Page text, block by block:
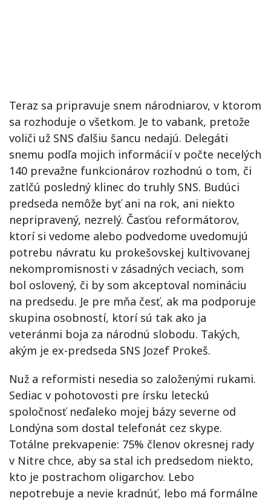
Teraz sa pripravuje snem národniarov, v ktorom
sa rozhoduje o všetkom. Je to vabank, pretože
voliči už SNS ďalšiu šancu nedajú. Delegáti
snemu podľa mojich informácií v počte necelých
140 prevažne funkcionárov rozhodnú o tom, či
zatlčú posledný klinec do truhly SNS. Budúci
predseda nemôže byť ani na rok, ani niekto
nepripravený, nezrelý. Časťou reformátorov,
ktorí si vedome alebo podvedome uvedomujú
potrebu návratu ku prokešovskej kultivovanej
nekompromisnosti v zásadných veciach, som
bol oslovený, či by som akceptoval nomináciu
na predsedu. Je pre mňa česť, ak ma podporuje
skupina osobností, ktorí sú tak ako ja
veteránmi boja za národnú slobodu. Takých,
akým je ex-predseda SNS Jozef Prokeš.
Nuž a reformisti nesedia so založenými rukami.
Sediac v pohotovosti pre írsku leteckú
spoločnosť neďaleko mojej bázy severne od
Londýna som dostal telefonát cez skype.
Totálne prekvapenie: 75% členov okresnej rady
v Nitre chce, aby sa stal ich predsedom niekto,
kto je postrachom oligarchov. Lebo
nepotrebuje a nevie kradnúť, lebo má formálne